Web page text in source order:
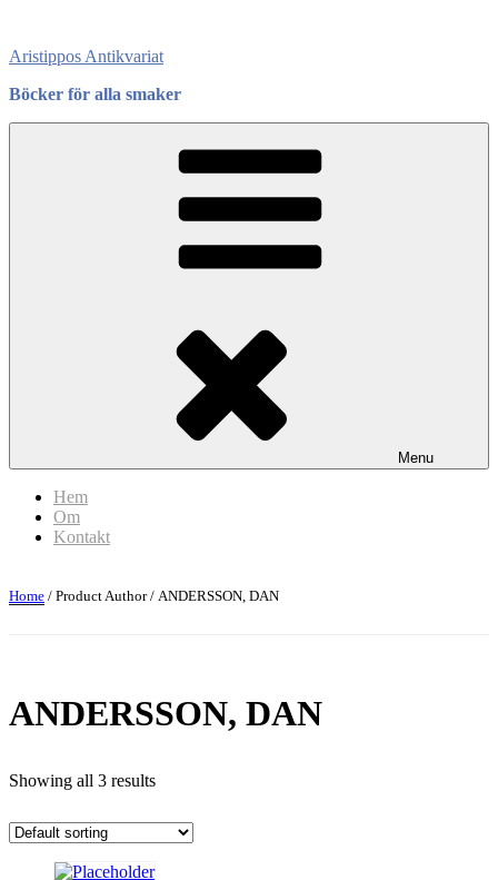
content
Aristippos Antikvariat
Böcker för alla smaker
Menu
Hem
Om
Kontakt
Home / Product Author / ANDERSSON, DAN
ANDERSSON, DAN
Showing all 3 results